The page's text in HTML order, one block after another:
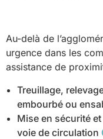
Au-delà de
urgence dans les
assistance de
Treuillage,
embourbé ou
Mise en sécurité
voie de circulation